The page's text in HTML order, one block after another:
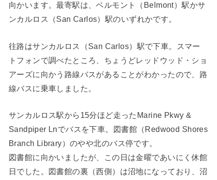
向かいます。最寄駅は、ベルモント（Belmont）駅かサ
ンカルロス（San Carlos）駅のいずれかです。
往路はサンカルロス（San Carlos）駅で下車。スマー
トフォンで調べたところ、ちょうどレッドウッド・ショ
アーズに向かう路線バスがあることがわかったので、路
線バスに乗車しました。
サンカルロス駅から15分ほど走ったMarine Pkwy &
Sandpiper Lnでバスを下車。図書館（Redwood Shores
Branch Library）のやや北のバス停です。
図書館に向かいましたが、この日は金曜であいにく休館
日でした。図書館の裏（西側）は沼地になっており、沼